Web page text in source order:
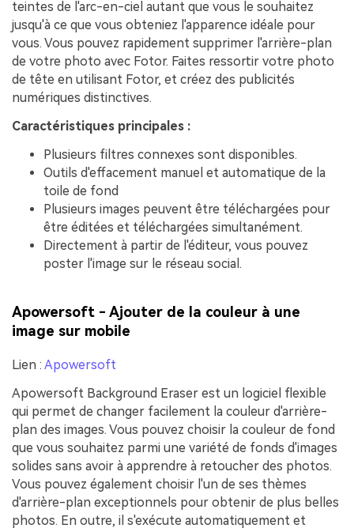
teintes de l'arc-en-ciel autant que vous le souhaitez
jusqu'à ce que vous obteniez l'apparence idéale pour
vous. Vous pouvez rapidement supprimer l'arrière-plan
de votre photo avec Fotor. Faites ressortir votre photo
de tête en utilisant Fotor, et créez des publicités
numériques distinctives.
Caractéristiques principales :
Plusieurs filtres connexes sont disponibles.
Outils d'effacement manuel et automatique de la
toile de fond
Plusieurs images peuvent être téléchargées pour
être éditées et téléchargées simultanément.
Directement à partir de l'éditeur, vous pouvez
poster l'image sur le réseau social.
Apowersoft - Ajouter de la couleur à une
image sur mobile
Lien : Apowersoft
Apowersoft Background Eraser est un logiciel flexible
qui permet de changer facilement la couleur d'arrière-
plan des images. Vous pouvez choisir la couleur de fond
que vous souhaitez parmi une variété de fonds d'images
solides sans avoir à apprendre à retoucher des photos.
Vous pouvez également choisir l'un de ses thèmes
d'arrière-plan exceptionnels pour obtenir de plus belles
photos. En outre, il s'exécute automatiquement et